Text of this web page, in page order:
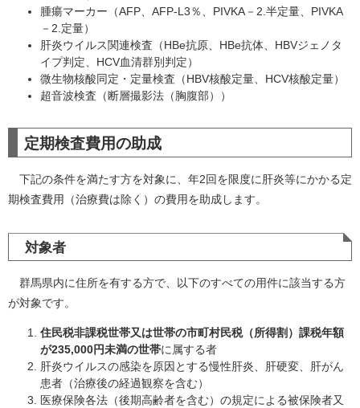
腫瘍マーカー（AFP、AFP-L3％、PIVKA－2.半定量、PIVKA
－2.定量）
肝炎ウイルス関連検査（HBe抗原、HBe抗体、HBVジェノタ
イプ判定、HCV血清群別判定）
微生物核酸同定・定量検査（HBV核酸定量、HCV核酸定量）
超音波検査（断層撮影法（胸腹部））
定期検査費用の助成
下記の条件を満たす方を対象に、年2回を限度に肝炎等にかかる定
期検査費用（治療費は除く）の費用を助成します。
対象者
群馬県内に住所を有する方で、以下のすべての用件に該当する方
が対象です。
住民税非課税世帯又は世帯の市町村民税（所得割）課税年額
が235,000円未満の世帯に属する者
肝炎ウイルスの感染を原因とする慢性肝炎、肝硬変、肝がん
患者（治療後の経過観察を含む）
医療保険各法（後期高齢者を含む）の規定による被保険者又